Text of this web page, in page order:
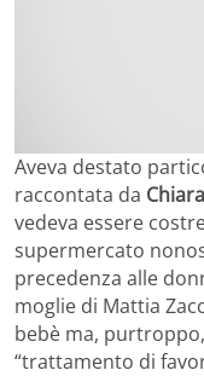
Aveva destato
raccontata da
vedeva essere
supermercato
precedenza alle
moglie di Mattia
bebè ma,
“trattamento di